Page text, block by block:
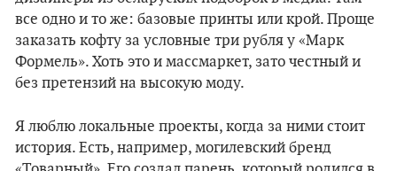
все одно и то же: базовые принты или крой. Проще
заказать кофту за условные три рубля у «Марк
Формель». Хоть это и массмаркет, зато честный и
без претензий на высокую моду.
Я люблю локальные проекты, когда за ними стоит
история. Есть, например, могилевский бренд